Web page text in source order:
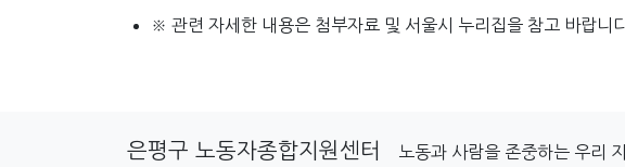
※ 관련 자세한 내용은 첨부자료 및 서울시 누리집을 참고 바랍니
은평구 노동자종합지원센터 노동과 사람을 존중하는 우리